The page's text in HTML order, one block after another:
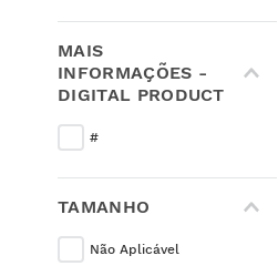
MAIS
INFORMAÇÕES -
DIGITAL PRODUCT
#
TAMANHO
Não Aplicável